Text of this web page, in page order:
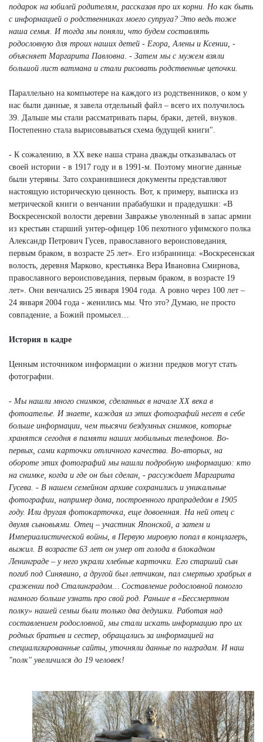
подарок на юбилей родителям, рассказав про их корни. Но как быть
с информацией о родственниках моего супруга? Это ведь тоже
наша семья. И тогда мы поняли, что будем составлять
родословную для троих наших детей - Егора, Алены и Ксении, -
объясняет Маргарита Павловна. - Затем мы с мужем взяли
большой лист ватмана и стали рисовать родственные цепочки.
Параллельно на компьютере на каждого из родственников, о ком у
нас были данные, я завела отдельный файл – всего их получилось
39. Дальше мы стали рассматривать пары, браки, детей, внуков.
Постепенно стала вырисовываться схема будущей книги".
- К сожалению, в ХХ веке наша страна дважды отказывалась от
своей истории - в 1917 году и в 1991-м. Поэтому многие данные
были утеряны. Зато сохранившиеся документы представляют
настоящую историческую ценность. Вот, к примеру, выписка из
метрической книги о венчании прабабушки и прадедушки: «В
Воскресенской волости деревни Завражье уволенный в запас армии
из крестьян старший унтер-офицер 106 пехотного уфимского полка
Александр Петрович Гусев, православного вероисповедания,
первым браком, в возрасте 25 лет». Его избранница: «Воскресенская
волость, деревня Марково, крестьянка Вера Ивановна Смирнова,
православного вероисповедания, первым браком, в возрасте 19
лет». Они венчались 25 января 1904 года. А ровно через 100 лет –
24 января 2004 года - женились мы. Что это? Думаю, не просто
совпадение, а Божий промысел…
История в кадре
Ценным источником информации о жизни предков могут стать
фотографии.
- Мы нашли много снимков, сделанных в начале ХХ века в
фотоателье. И знаете, каждая из этих фотографий несет в себе
больше информации, чем тысячи бездумных снимков, которые
хранятся сегодня в памяти наших мобильных телефонов. Во-
первых, сами карточки отличного качества. Во-вторых, на
обороте этих фотографий мы нашли подробную информацию: кто
на снимке, когда и где он был сделан, - рассуждает Маргарита
Гусева. - В нашем семейном архиве сохранились и уникальные
фотографии, например дома, построенного прапрадедом в 1905
году. Или другая фотокарточка, еще довоенная. На ней отец с
двумя сыновьями. Отец – участник Японской, а затем и
Империалистической войны, в Первую мировую попал в концлагерь,
выжил. В возрасте 63 лет он умер от голода в блокадном
Ленинграде – у него украли хлебные карточки. Его старший сын
погиб под Синявино, а другой был летчиком, пал смертью храбрых в
сражении под Сталинградом… Составление родословной помогло
намного больше узнать про свой род. Раньше в «Бессмертном
полку» нашей семьи были только два дедушки. Работая над
составлением родословной, мы стали искать информацию про их
родных братьев и сестер, обращались за информацией на
специализированные сайты, уточняли данные по наградам. И наш
"полк" увеличился до 19 человек!